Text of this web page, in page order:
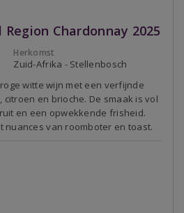
Chardonnay 2025
Herkomst
Zuid-Afrika - Stellenbosch
witte wijn met een verfijnde
citroen en brioche. De smaak is vol
en een opwekkende frisheid.
nuances van roomboter en toast.